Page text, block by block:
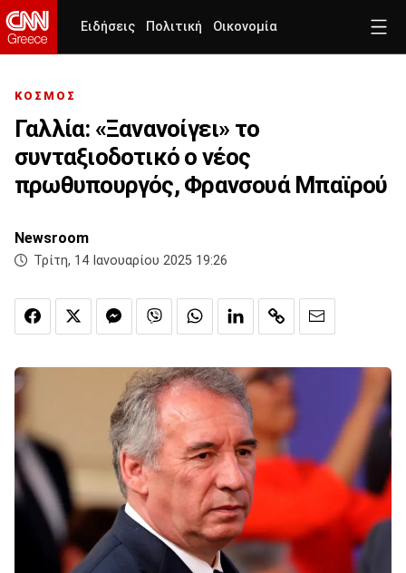
Ειδήσεις Πολιτική Οικονομία
ΚΟΣΜΟΣ
Γαλλία: «Ξανανοίγει» το
συνταξιοδοτικό ο νέος
πρωθυπουργός, Φρανσουά Μπαϊρού
Newsroom
Τρίτη, 14 Ιανουαρίου 2025 19:26